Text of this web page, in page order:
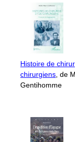
Histoire de
chirurgiens, de
Gentihomme